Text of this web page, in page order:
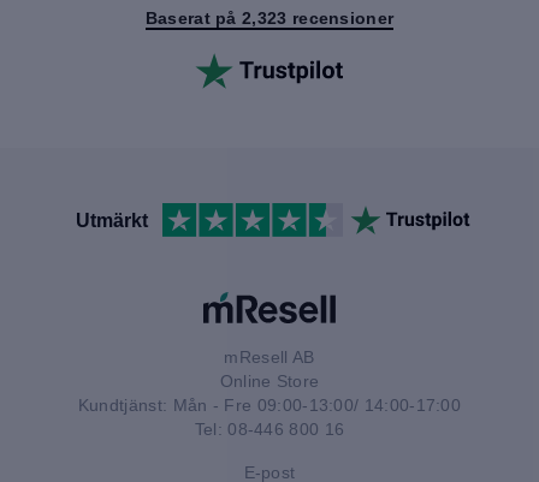
Baserat på 2,323 recensioner
Utmärkt
mResell AB
Online Store
Kundtjänst: Mån - Fre 09:00-13:00/ 14:00-17:00
Tel: 08-446 800 16
E-post